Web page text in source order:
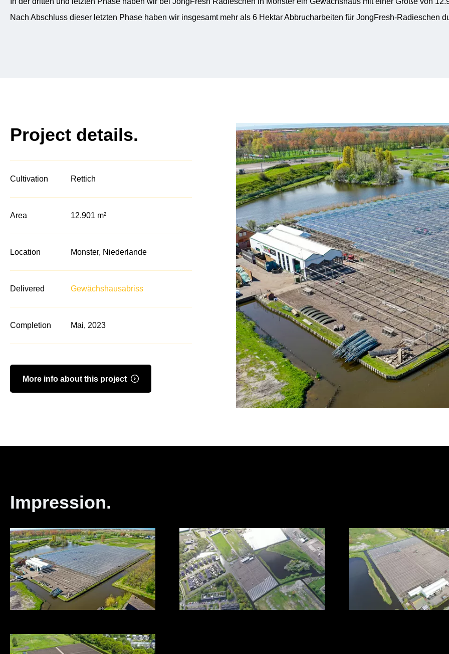
Nach Abschluss dieser letzten Phase haben wir insgesamt mehr als 6 Hektar Abbrucharbeiten für JongFresh-Radieschen
Project details.
Cultivation Rettich
Area 12.901 m²
Location Monster, Niederlande
Delivered Gewächshausabriss
Completion Mai, 2023
More info about this project
Impression.